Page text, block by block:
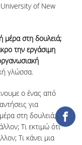
Π.Ο.Τ
ΔΑΝΕΙΣΜΟΣ
ΔΙΑΔΑΝΕΙΣΜΟΣ
of New
μέρα στη δουλειά;
την εργάσιμη
γλώσσα.
ο ένας από
για
στη δουλειά; Τι
Τι εκτιμώ ότι
Τι κάνει μια